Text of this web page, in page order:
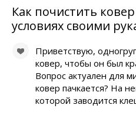
Как почистить
условиях своими
Приветствую,
ковер, чтобы он был
Вопрос актуален для
ковер пачкается? На
которой заводится